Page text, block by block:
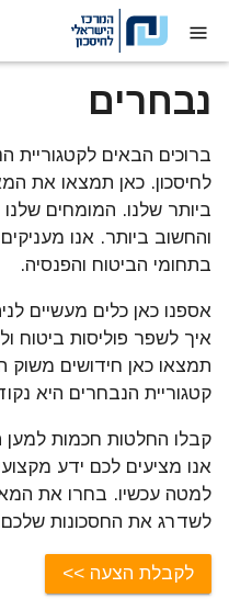
דלג לתוכן
נבחרים
ברוכים הבאים לקטגוריית
לחיסכון. כאן תמצאו את
ביותר שלנו. המומחים
והחשוב ביותר. אנו
בתחומי הביטוח והפנסיה.
אספנו כאן כלים מעשיים
איך לשפר פוליסות ביטוח
תמצאו כאן חידושים משוק
קטגוריית הנבחרים היא
קבלו החלטות חכמות
אנו מציעים לכם ידע
למטה עכשיו. בחרו את
לשדרג את החסכונות
לקבלת הצעה